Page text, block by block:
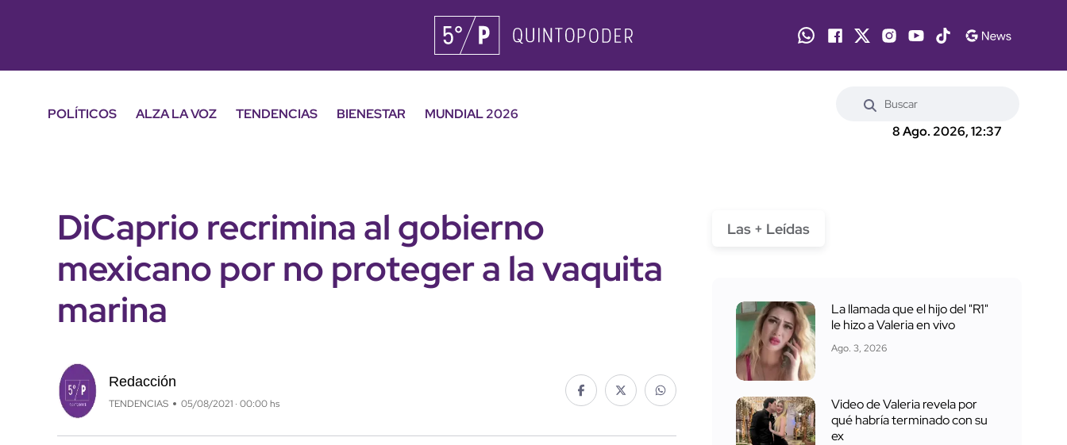
POLÍTICOS ALZA LA VOZ TENDENCIAS BIENESTAR
MUNDIAL 2026
8 Ago. 2026, 12:37
DiCaprio recrimina al gobierno
mexicano por no proteger a la vaquita
marina
Redacción
TENDENCIAS 05/08/2021 · 00:00 hs
Las + Leídas
La llamada que el hijo del "R1"
le hizo a Valeria en vivo
Ago. 3, 2026
Video de Valeria revela por
qué habría terminado con su
ex